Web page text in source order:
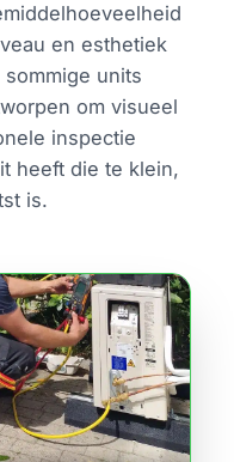
en esthetiek
units
om visueel
inspectie
heeft die te klein,
is.